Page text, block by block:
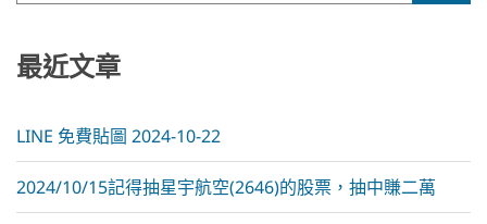
a
v
最近文章
LINE 免費貼圖 2024-10-22
2024/10/15記得抽星宇航空(2646)的股票，抽中賺二萬